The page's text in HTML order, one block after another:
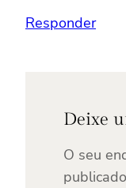
Responder
Deixe
O seu